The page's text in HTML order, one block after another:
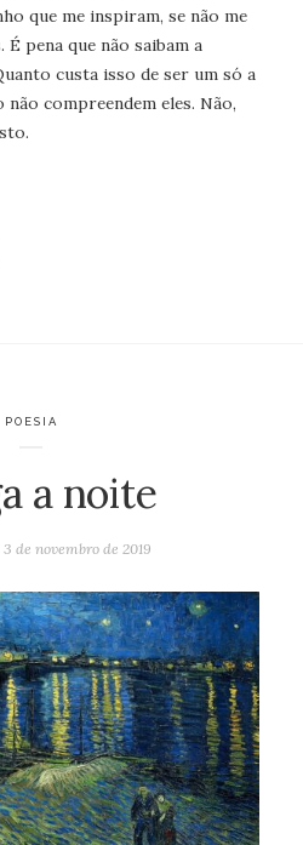
que me inspiram, se não me
pena que não saibam a
custa isso de ser um só a
compreendem eles. Não,
POESIA
a noite
3 de novembro de 2019